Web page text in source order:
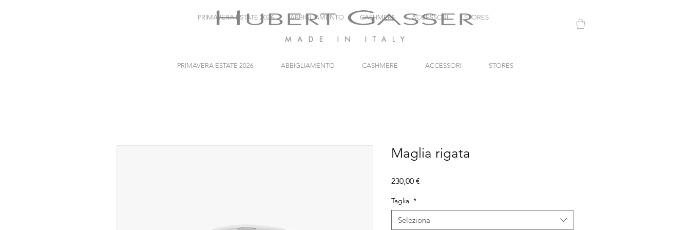
PRIMAVERA ESTATE 2026 ABBIGLIAMENTO CASHMERE ACCESSORI STORES
PRIMAVERA ESTATE 2026 ABBIGLIAMENTO CASHMERE ACCESSORI STORES
Maglia rigata
230,00 €
Taglia *
Seleziona